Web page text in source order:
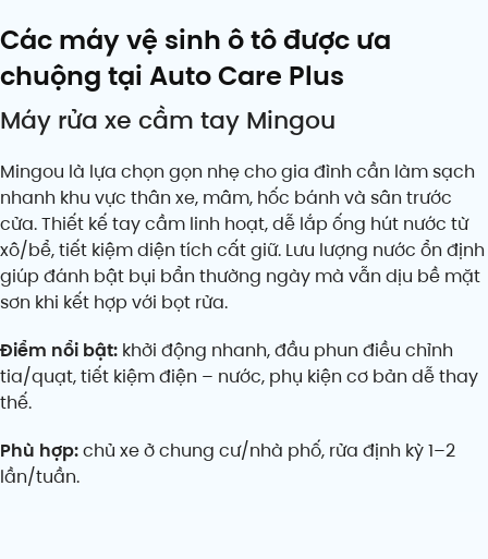
Các máy vệ sinh ô tô được ưa
chuộng tại Auto Care Plus
Máy rửa xe cầm tay Mingou
Mingou là lựa chọn gọn nhẹ cho gia đình cần làm sạch
nhanh khu vực thân xe, mâm, hốc bánh và sân trước
cửa. Thiết kế tay cầm linh hoạt, dễ lắp ống hút nước từ
xô/bể, tiết kiệm diện tích cất giữ. Lưu lượng nước ổn định
giúp đánh bật bụi bẩn thường ngày mà vẫn dịu bề mặt
sơn khi kết hợp với bọt rửa.
Điểm nổi bật: khởi động nhanh, đầu phun điều chỉnh
tia/quạt, tiết kiệm điện – nước, phụ kiện cơ bản dễ thay
thế.
Phù hợp:chủ xe ở chung cư/nhà phố, rửa định kỳ 1–2
lần/tuần.